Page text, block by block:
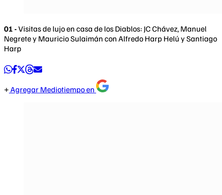
01 -Visitas de lujo en casa de los Diablos: JC Chávez, Manuel
Negrete y Mauricio Sulaimán con Alfredo Harp Helú y Santiago
Harp
Agregar Mediotiempo en